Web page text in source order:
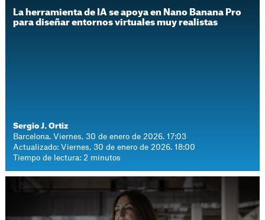
La herramienta de IA se apoya en Nano Banana Pro
para diseñar entornos virtuales muy realistas
Sergio J. Ortiz
Barcelona. Viernes, 30 de enero de 2026. 17:03
Actualizado: Viernes, 30 de enero de 2026. 18:00
Tiempo de lectura: 2 minutos